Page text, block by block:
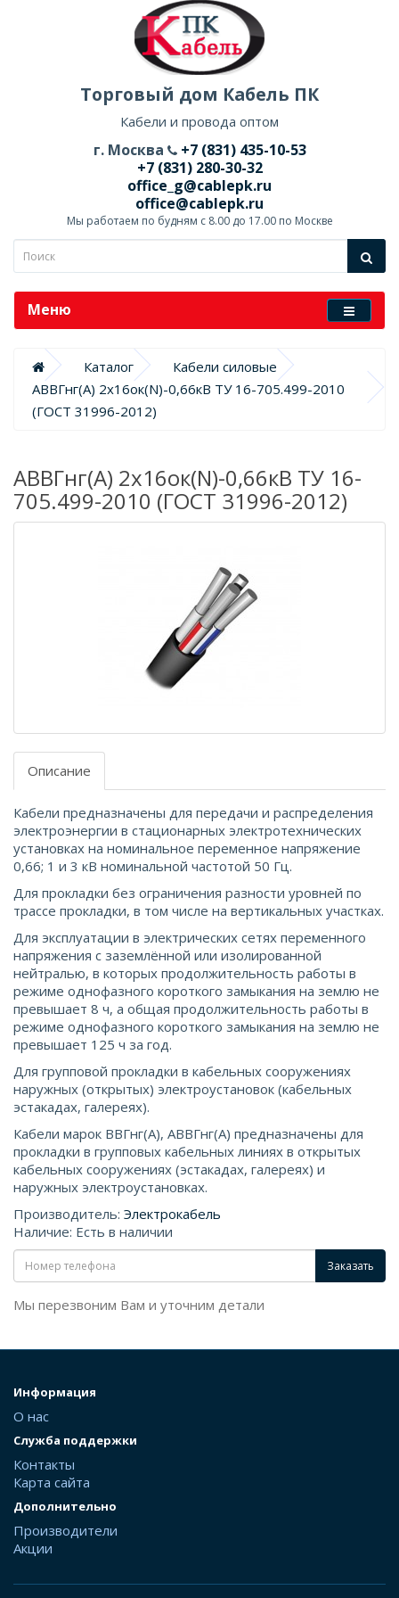
Торговый дом Кабель ПК
Кабели и провода оптом
г. Москва
+7 (831) 435-10-53
+7 (831) 280-30-32
office_g@cablepk.ru
office@cablepk.ru
Мы работаем по будням с 8.00 до 17.00 по Москве
Меню
Каталог
Кабели силовые
АВВГнг(А) 2х16ок(N)-0,66кВ ТУ 16-705.499-2010
(ГОСТ 31996-2012)
АВВГнг(А) 2х16ок(N)-0,66кВ ТУ 16-
705.499-2010 (ГОСТ 31996-2012)
Описание
Кабели предназначены для передачи и распределения
электроэнергии в стационарных электротехнических
установках на номинальное переменное напряжение
0,66; 1 и 3 кВ номинальной частотой 50 Гц.
Для прокладки без ограничения разности уровней по
трассе прокладки, в том числе на вертикальных участках.
Для эксплуатации в электрических сетях переменного
напряжения с заземлённой или изолированной
нейтралью, в которых продолжительность работы в
режиме однофазного короткого замыкания на землю не
превышает 8 ч, а общая продолжительность работы в
режиме однофазного короткого замыкания на землю не
превышает 125 ч за год.
Для групповой прокладки в кабельных сооружениях
наружных (открытых) электроустановок (кабельных
эстакадах, галереях).
Кабели марок ВВГнг(А), АВВГнг(А) предназначены для
прокладки в групповых кабельных линиях в открытых
кабельных сооружениях (эстакадах, галереях) и
наружных электроустановках.
Производитель: Электрокабель
Наличие: Есть в наличии
Заказать
Мы перезвоним Вам и уточним детали
Информация
О нас
Служба поддержки
Контакты
Карта сайта
Дополнительно
Производители
Акции